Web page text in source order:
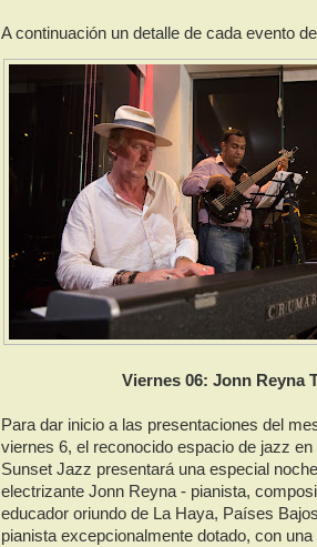
A continuación un detalle de cada evento
Viernes 06: Jonn Reyna
Para dar inicio a las presentaciones del
viernes 6, el reconocido espacio de jazz
Sunset Jazz presentará una especial
electrizante Jonn Reyna - pianista,
educador oriundo de La Haya, Países
pianista excepcionalmente dotado, con